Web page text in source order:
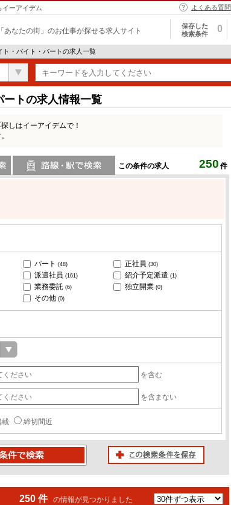
イーアイデム よくある質問
「あなたの街」のお仕事が探せる求人サイト
保存した
検索条件
0
ト・バイト・パートの求人一覧
トの求人情報一覧
しはイーアイデムで！
この条件の求人 250 件
パート (48) 正社員 (30)
派遣社員 (161) 紹介予定派遣 (1)
業務委託 (6) 独立開業 (0)
その他 (0)
を含む
を含まない
載 締切間近
250 件 の情報が見つかりました